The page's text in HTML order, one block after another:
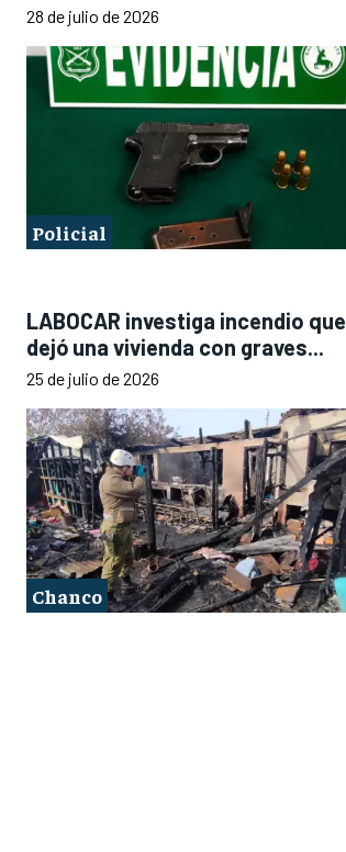
28 de julio de 2026
Policial
LABOCAR investiga incendio que
dejó una vivienda con graves...
25 de julio de 2026
Chanco